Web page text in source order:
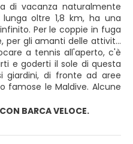
BARCA VELOCE.
di vacanza naturalmente
oltre 1,8 km, ha una
Per le coppie in fuga
per gli amanti delle attività
a tennis all'aperto, c'è
e goderti il sole di questa
giardini, di fronte ad aree
famose le Maldive. Alcune